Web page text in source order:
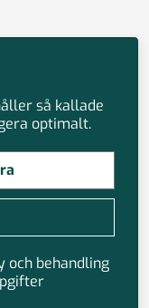
så kallade
optimalt.
och behandling